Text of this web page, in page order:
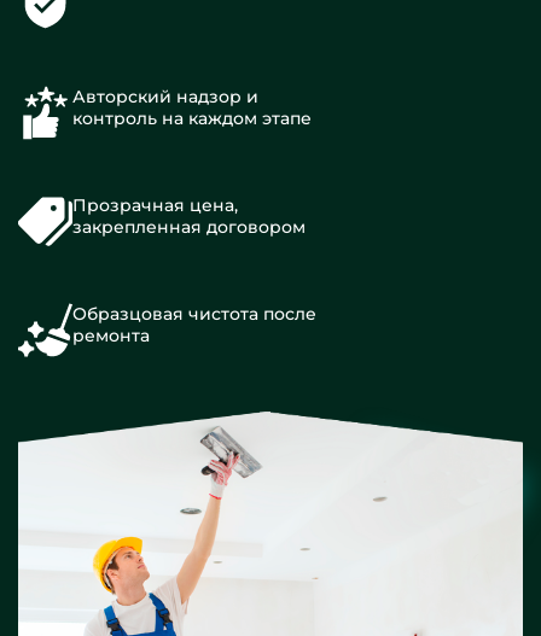
Авторский надзор и
контроль на каждом этапе
Прозрачная цена,
закрепленная договором
Образцовая чистота после
ремонта